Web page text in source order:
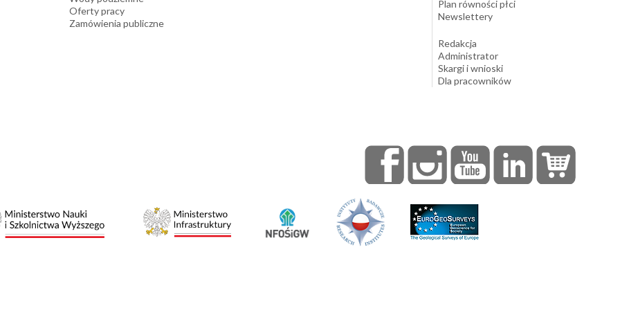
Oferty pracy
Zamówienia publiczne
Plan równości płci
Newslettery
Redakcja
Administrator
Skargi i wnioski
Dla pracowników